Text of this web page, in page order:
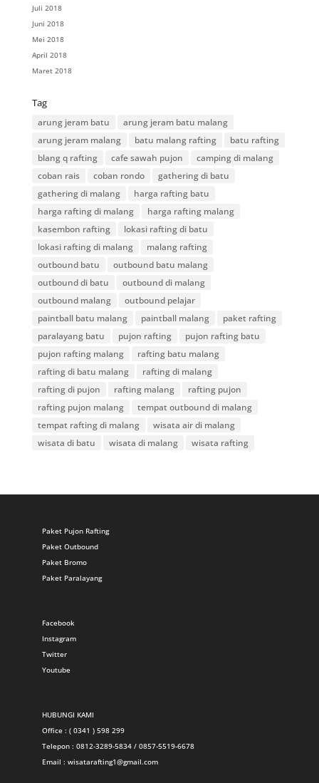
Juli 2018
Juni 2018
Mei 2018
April 2018
Maret 2018
Tag
arung jeram batu
arung jeram batu malang
arung jeram malang
batu malang rafting
batu rafting
blang q rafting
cafe sawah pujon
camping di malang
coban rais
coban rondo
gathering di batu
gathering di malang
harga rafting batu
harga rafting di malang
harga rafting malang
kasembon rafting
lokasi rafting di batu
lokasi rafting di malang
malang rafting
outbound batu
outbound batu malang
outbound di batu
outbound di malang
outbound malang
outbound pelajar
paintball batu malang
paintball malang
paket rafting
paralayang batu
pujon rafting
pujon rafting batu
pujon rafting malang
rafting batu malang
rafting di batu malang
rafting di malang
rafting di pujon
rafting malang
rafting pujon
rafting pujon malang
tempat outbound di malang
tempat rafting di malang
wisata air di malang
wisata di batu
wisata di malang wisata rafting
Paket Pujon Rafting
Paket Outbound
Paket Bromo
Paket Paralayang
Facebook
Instagram
Twitter
Youtube
HUBUNGI KAMI
Office : ( 0341 ) 598 299
Telepon : 0812-3289-5834 / 0857-5519-6678
Email : wisatarafting1@gmail.com